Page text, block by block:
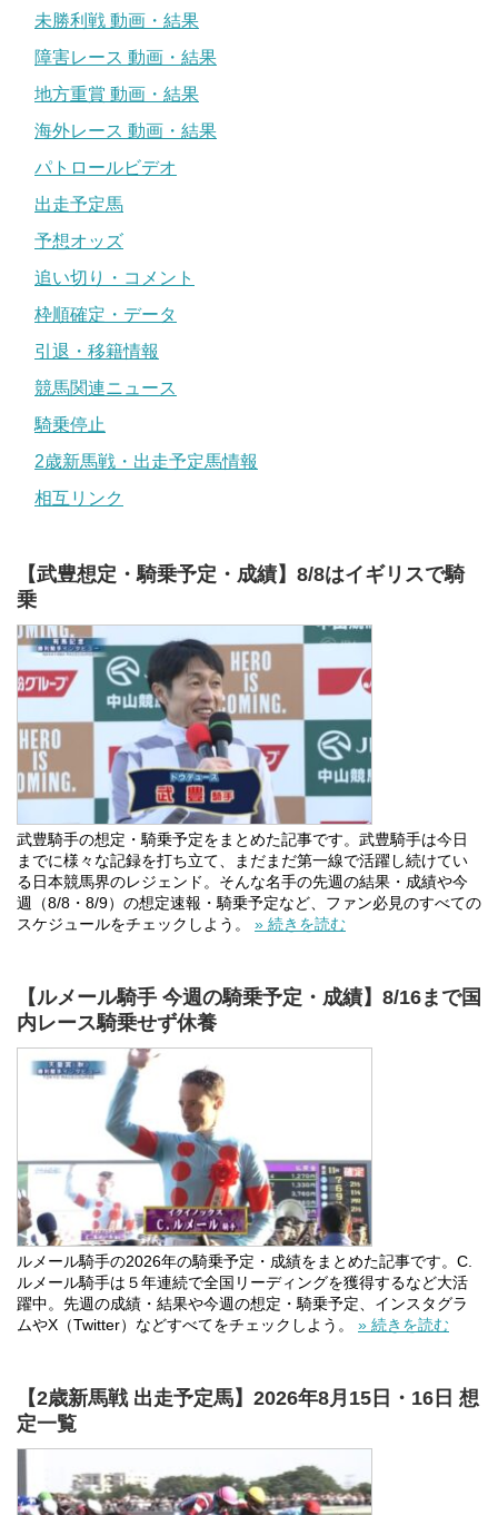
未勝利戦 動画・結果
障害レース 動画・結果
地方重賞 動画・結果
海外レース 動画・結果
パトロールビデオ
出走予定馬
予想オッズ
追い切り・コメント
枠順確定・データ
引退・移籍情報
競馬関連ニュース
騎乗停止
2歳新馬戦・出走予定馬情報
相互リンク
【武豊想定・騎乗予定・成績】8/8はイギリスで騎
乗
武豊騎手の想定・騎乗予定をまとめた記事です。武豊騎手は今日
までに様々な記録を打ち立て、まだまだ第一線で活躍し続けてい
る日本競馬界のレジェンド。そんな名手の先週の結果・成績や今
週（8/8・8/9）の想定速報・騎乗予定など、ファン必見のすべての
スケジュールをチェックしよう。 » 続きを読む
【ルメール騎手 今週の騎乗予定・成績】8/16まで国
内レース騎乗せず休養
ルメール騎手の2026年の騎乗予定・成績をまとめた記事です。C.
ルメール騎手は５年連続で全国リーディングを獲得するなど大活
躍中。先週の成績・結果や今週の想定・騎乗予定、インスタグラ
ムやX（Twitter）などすべてをチェックしよう。 » 続きを読む
【2歳新馬戦 出走予定馬】2026年8月15日・16日 想
定一覧